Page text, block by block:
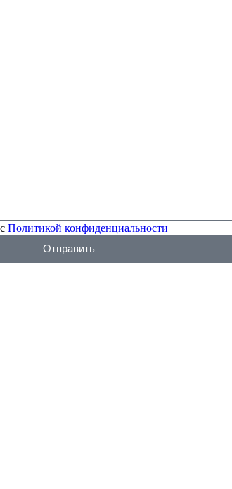
Политикой конфиденциальности
Отправить